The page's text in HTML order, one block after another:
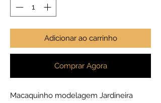
Adicionar ao carrinho
Comprar Agora
Macaquinho modelagem Jardineira